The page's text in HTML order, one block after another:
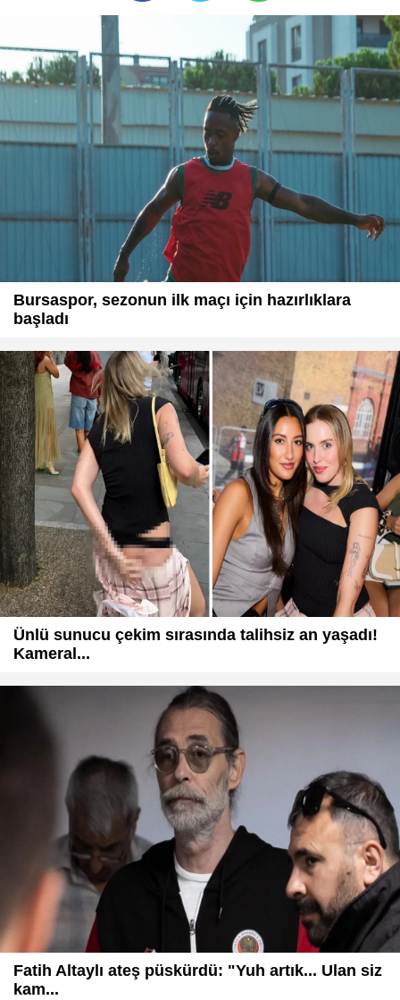
Bursaspor, sezonun ilk maçı için hazırlıklara
başladı
Ünlü sunucu çekim sırasında talihsiz an yaşadı!
Kameral...
Fatih Altaylı ateş püskürdü: "Yuh artık... Ulan siz
kam...